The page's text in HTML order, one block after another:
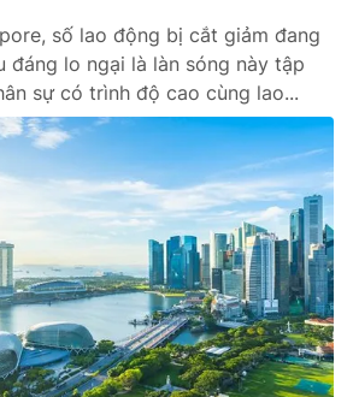
số lao động bị cắt giảm đang
đáng lo ngại là làn sóng này tập
sự có trình độ cao cùng lao...